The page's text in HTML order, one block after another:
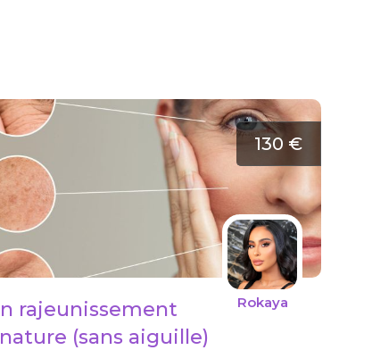
130 €
Rokaya
rajeunissement
(sans aiguille)